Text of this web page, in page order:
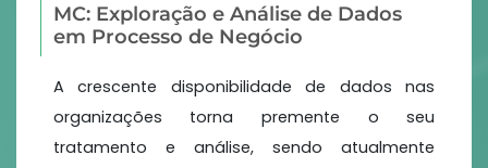
MC: Exploração e Análise de Dados
em Processo de Negócio
A crescente disponibilidade de dados nas
organizações torna premente o seu
tratamento e análise, sendo atualmente